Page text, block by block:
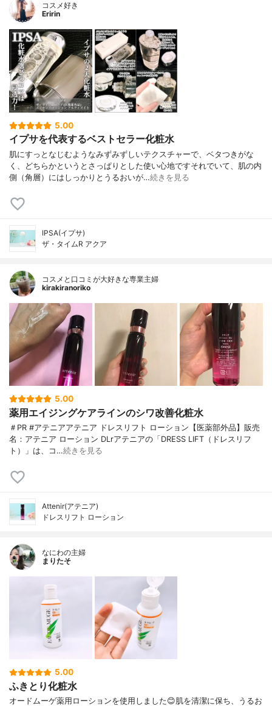
コスメ好き
Eririn
5.00
イプサを代表するベストセラー化粧水
肌にすっとなじむようなみずみずしいテクスチャーで、ベタつきがな
く、どちらかというとさっぱりとした使い心地ですそれでいて、肌の内
側（角層）にはしっかりとうるおいが…続きを見る
IPSA(イプサ)
ザ・タイムR アクア
コスメと口コミが大好きな専業主婦
kirakiranoriko
5.00
薬用エイジングケアラインのシワ改善化粧水
＃PR #アテニアアテニア ドレスリフト ローション【医薬部外品】販売
名：アテニア ローション DLrアテニアの「DRESS LIFT（ドレスリフ
ト）」は、コ…続きを見る
Attenir(アテニア)
ドレスリフト ローション
なにわの主婦
まりたそ
5.00
ふきとり化粧水
オードムーゲ薬用ローションを使用しました😊肌を清潔に保ち、うるお